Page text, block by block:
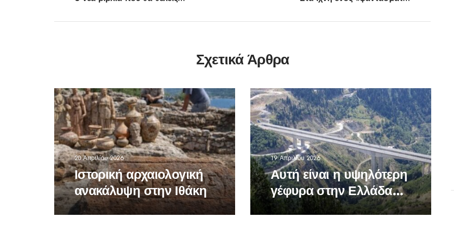
Σχετικά Άρθρα
20 Απριλίου 2026
Ιστορική αρχαιολογική
ανακάλυψη στην Ιθάκη
19 Απριλίου 2026
Αυτή είναι η υψηλότερη
γέφυρα στην Ελλάδα
-Σε ποια περιοχή